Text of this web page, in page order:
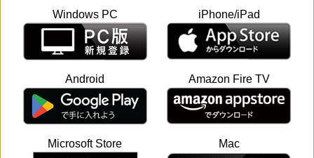
Windows PC iPhone/iPad
Android Amazon Fire TV
Microsoft Store Mac